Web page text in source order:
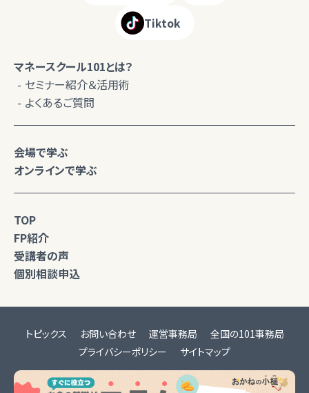
Tiktok
マネースクール101とは？
セミナー紹介＆活用術
よくあるご質問
会場で学ぶ
オンラインで学ぶ
TOP
FP紹介
受講者の声
個別相談申込
トピックス お問い合わせ 運営事務局
全国の101事務局
プライバシーポリシー
サイトマップ